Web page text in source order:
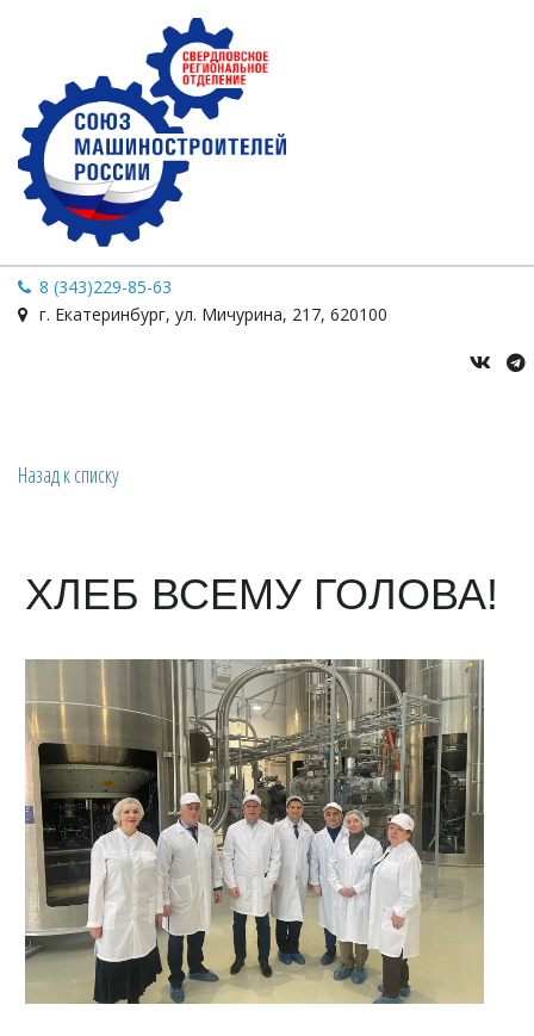
8 (343)229-85-63
г. Екатеринбург, ул. Мичурина, 217, 620100
Назад к списку
ХЛЕБ ВСЕМУ ГОЛОВА!